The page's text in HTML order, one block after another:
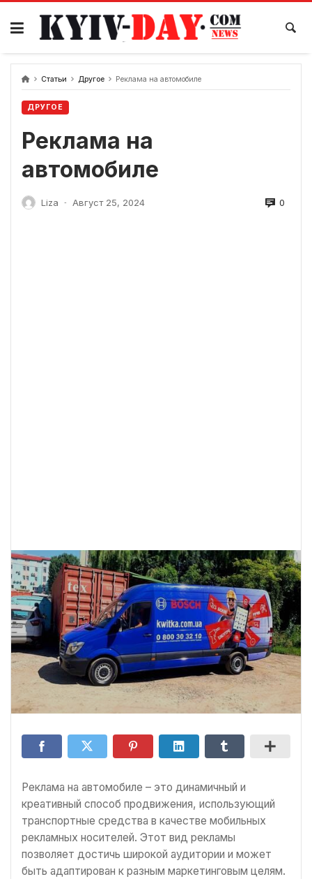
перейти
содержанию
Статьи Другое Реклама на автомобиле
ДРУГОЕ
Реклама на
автомобиле
Liza - Август 25, 2024 0
Реклама на автомобиле – это динамичный и
креативный способ продвижения, использующий
транспортные средства в качестве мобильных
рекламных носителей. Этот вид рекламы
позволяет достичь широкой аудитории и может
быть адаптирован к разным маркетинговым целям.